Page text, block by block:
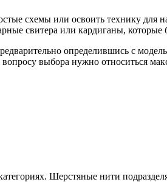
схемы или освоить технику
свитера или кардиганы, которые
определившись с
выбора нужно относиться
Шерстяные нити